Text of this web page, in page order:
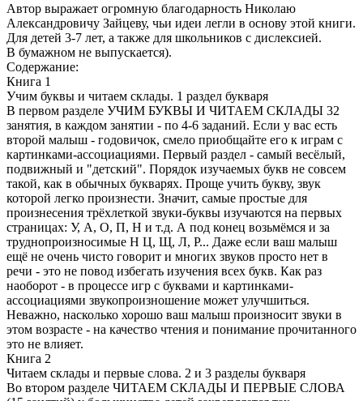
Автор выражает огромную благодарность Николаю
Александровичу Зайцеву, чьи идеи легли в основу этой книги.
Для детей 3-7 лет, а также для школьников с дислексией.
В бумажном не выпускается).
Содержание:
Книга 1
Учим буквы и читаем склады. 1 раздел букваря
В первом разделе УЧИМ БУКВЫ И ЧИТАЕМ СКЛАДЫ 32
занятия, в каждом занятии - по 4-6 заданий. Если у вас есть
второй малыш - годовичок, смело приобщайте его к играм с
картинками-ассоциациями. Первый раздел - самый весёлый,
подвижный и "детский". Порядок изучаемых букв не совсем
такой, как в обычных букварях. Проще учить букву, звук
которой легко произнести. Значит, самые простые для
произнесения трёхлеткой звуки-буквы изучаются на первых
страницах: У, А, О, П, Н и т.д. А под конец возьмёмся и за
труднопроизносимые Н Ц, Щ, Л, Р... Даже если ваш малыш
ещё не очень чисто говорит и многих звуков просто нет в
речи - это не повод избегать изучения всех букв. Как раз
наоборот - в процессе игр с буквами и картинками-
ассоциациями звукопроизношение может улучшиться.
Неважно, насколько хорошо ваш малыш произносит звуки в
этом возрасте - на качество чтения и понимание прочитанного
это не влияет.
Книга 2
Читаем склады и первые слова. 2 и 3 разделы букваря
Во втором разделе ЧИТАЕМ СКЛАДЫ И ПЕРВЫЕ СЛОВА